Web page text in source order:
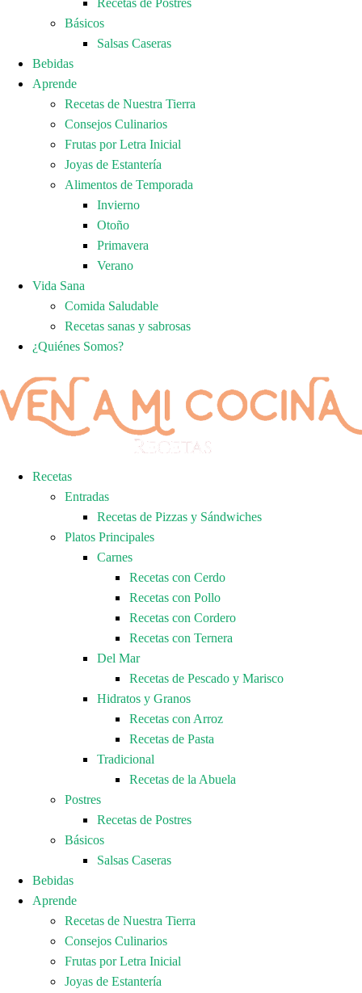
Recetas de Postres
Básicos
Salsas Caseras
Bebidas
Aprende
Recetas de Nuestra Tierra
Consejos Culinarios
Frutas por Letra Inicial
Joyas de Estantería
Alimentos de Temporada
Invierno
Otoño
Primavera
Verano
Vida Sana
Comida Saludable
Recetas sanas y sabrosas
¿Quiénes Somos?
Recetas
Entradas
Recetas de Pizzas y Sándwiches
Platos Principales
Carnes
Recetas con Cerdo
Recetas con Pollo
Recetas con Cordero
Recetas con Ternera
Del Mar
Recetas de Pescado y Marisco
Hidratos y Granos
Recetas con Arroz
Recetas de Pasta
Tradicional
Recetas de la Abuela
Postres
Recetas de Postres
Básicos
Salsas Caseras
Bebidas
Aprende
Recetas de Nuestra Tierra
Consejos Culinarios
Frutas por Letra Inicial
Joyas de Estantería